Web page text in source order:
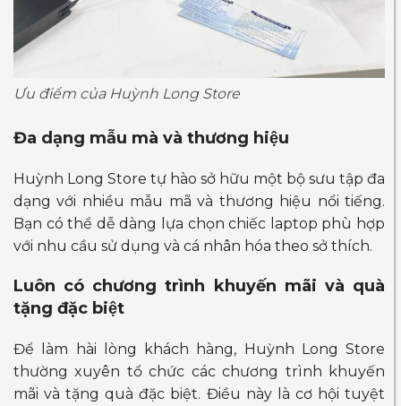
Ưu điểm của Huỳnh Long Store
Đa dạng mẫu mà và thương hiệu
Huỳnh Long Store tự hào sở hữu một bộ sưu tập đa
dạng với nhiều mẫu mã và thương hiệu nổi tiếng.
Bạn có thể dễ dàng lựa chọn chiếc laptop phù hợp
với nhu cầu sử dụng và cá nhân hóa theo sở thích.
Luôn có chương trình khuyến mãi và quà
tặng đặc biệt
Để làm hài lòng khách hàng, Huỳnh Long Store
thường xuyên tổ chức các chương trình khuyến
mãi và tặng quà đặc biệt. Điều này là cơ hội tuyệt